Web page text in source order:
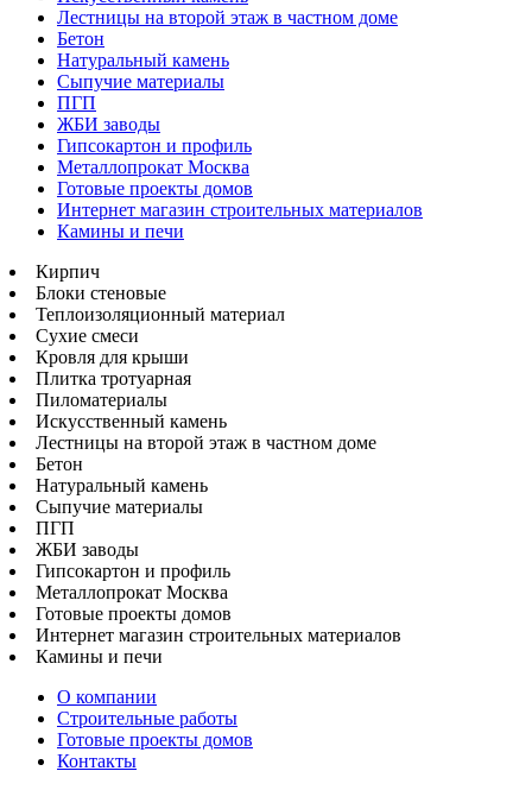
Лестницы на второй этаж в частном доме
Бетон
Натуральный камень
Сыпучие материалы
ПГП
ЖБИ заводы
Гипсокартон и профиль
Металлопрокат Москва
Готовые проекты домов
Интернет магазин строительных материалов
Камины и печи
Кирпич
Блоки стеновые
Теплоизоляционный материал
Сухие смеси
Кровля для крыши
Плитка тротуарная
Пиломатериалы
Искусственный камень
Лестницы на второй этаж в частном доме
Бетон
Натуральный камень
Сыпучие материалы
ПГП
ЖБИ заводы
Гипсокартон и профиль
Металлопрокат Москва
Готовые проекты домов
Интернет магазин строительных материалов
Камины и печи
О компании
Строительные работы
Готовые проекты домов
Контакты